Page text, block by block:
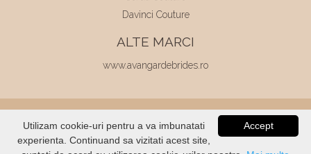
Davinci Couture
ALTE MARCI
www.avangardebrides.ro
© 2026Elite Mariaj | Toate drepturile
rezervate
Dezvoltat de Voitin.com
Accept
Utilizam cookie-uri pentru a va imbunatati
experienta. Continuand sa vizitati acest site,